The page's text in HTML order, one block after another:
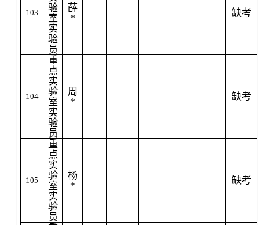
103
验
室
实
验
员
薛
*
缺考
104
重
点
实
验
室
实
验
员
周
*
缺考
105
重
点
实
验
室
实
验
员
杨
*
缺考